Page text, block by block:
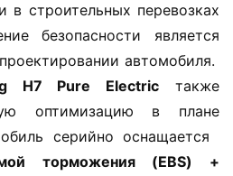
в строительных перевозках
безопасности является
автомобиля.
H7 Pure Electric​ ​ также
оптимизацию в плане
серийно оснащается
торможения (EBS) +